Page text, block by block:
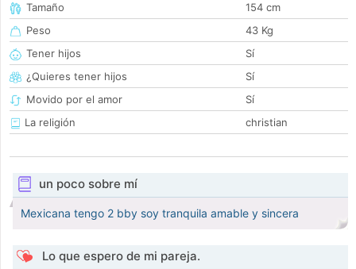
Tamaño
154 cm
Peso
43 Kg
Tener hijos
Sí
¿Quieres tener hijos
Sí
Movido por el amor
Sí
La religión
christian
un poco sobre mí
Mexicana tengo 2 bby soy tranquila amable y sincera
Lo que espero de mi pareja.